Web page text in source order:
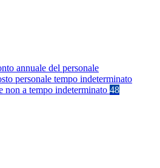
annuale del personale
personale tempo indeterminato
non a tempo indeterminato 48